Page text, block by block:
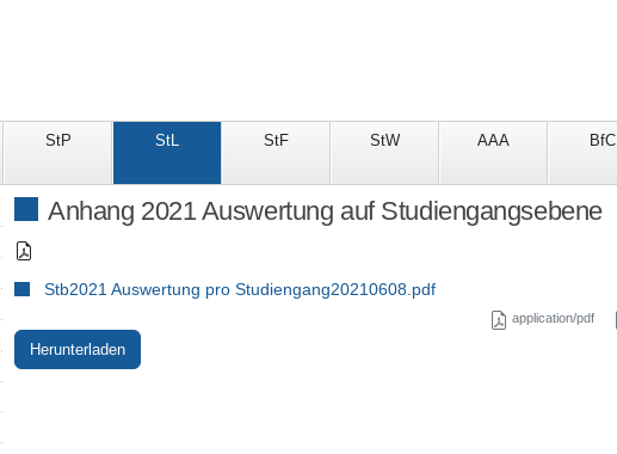
StP StL StF StW AAA BfC
Anhang 2021 Auswertung auf Studiengangsebene
Stb2021 Auswertung pro Studiengang20210608.pdf
application/pdf
Herunterladen